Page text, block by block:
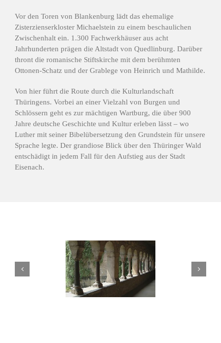
Vor den Toren von Blankenburg lädt das ehemalige
Zisterzienserkloster Michaelstein zu einem beschaulichen
Zwischenhalt ein. 1.300 Fachwerkhäuser aus acht
Jahrhunderten prägen die Altstadt von Quedlinburg. Darüber
thront die romanische Stiftskirche mit dem berühmten
Ottonen-Schatz und der Grablege von Heinrich und Mathilde.
Von hier führt die Route durch die Kulturlandschaft
Thüringens. Vorbei an einer Vielzahl von Burgen und
Schlössern geht es zur mächtigen Wartburg, die über 900
Jahre deutsche Geschichte und Kultur erleben lässt – wo
Luther mit seiner Bibelübersetzung den Grundstein für unsere
Sprache legte. Der grandiose Blick über den Thüringer Wald
entschädigt in jedem Fall für den Aufstieg aus der Stadt
Eisenach.